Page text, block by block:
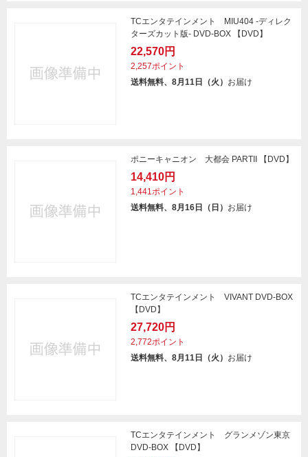
TCエンタテインメント MIU404 -ディレク
ターズカット版- DVD-BOX 【DVD】
22,570円
2,257ポイント
送料無料、8月11日（火） お届け
ポニーキャニオン 大都会 PARTII 【DVD】
14,410円
1,441ポイント
送料無料、8月16日（日） お届け
TCエンタテインメント VIVANT DVD-BOX
【DVD】
27,720円
2,772ポイント
送料無料、8月11日（火） お届け
TCエンタテインメント グランメゾン東京
DVD-BOX 【DVD】